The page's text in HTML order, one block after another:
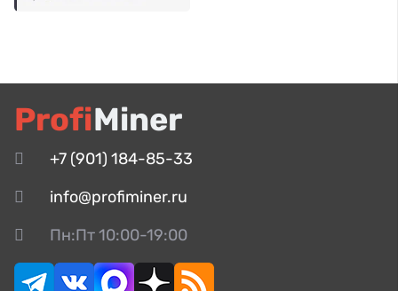
ProfiMiner
+7 (901) 184-85-33
info@profiminer.ru
Пн:Пт 10:00-19:00